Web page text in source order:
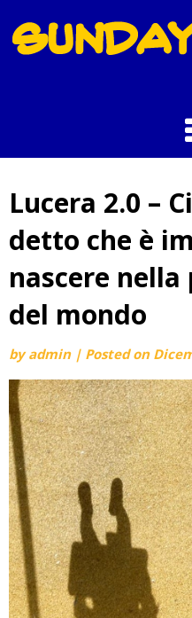
to
content
Lucera 2.0 –
detto che è
nascere
del mondo
byadmin | Posted on